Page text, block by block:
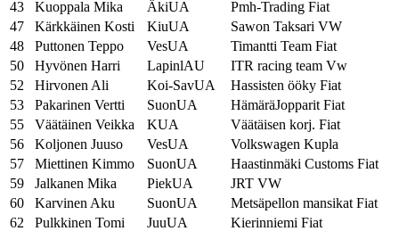
43
Kuoppala Mika ÄkiUA
Pmh-Trading Fiat
47
Kärkkäinen Kosti KiuUA
Sawon Taksari VW
48
Puttonen Teppo VesUA
Timantti Team Fiat
50
Hyvönen Harri LapinlAU
ITR racing team Vw
52
Hirvonen Ali Koi-SavUA
Hassisten ööky Fiat
53
Pakarinen Vertti SuonUA
HämäräJopparit Fiat
55
Väätäinen Veikka KUA
Väätäisen korj. Fiat
56
Koljonen Juuso VesUA
Volkswagen Kupla
57
Miettinen Kimmo SuonUA
Haastinmäki Customs Fiat
59
Jalkanen Mika PiekUA
JRT VW
60
Karvinen Aku SuonUA
Metsäpellon mansikat Fiat
62
Pulkkinen Tomi JuuUA
Kierinniemi Fiat